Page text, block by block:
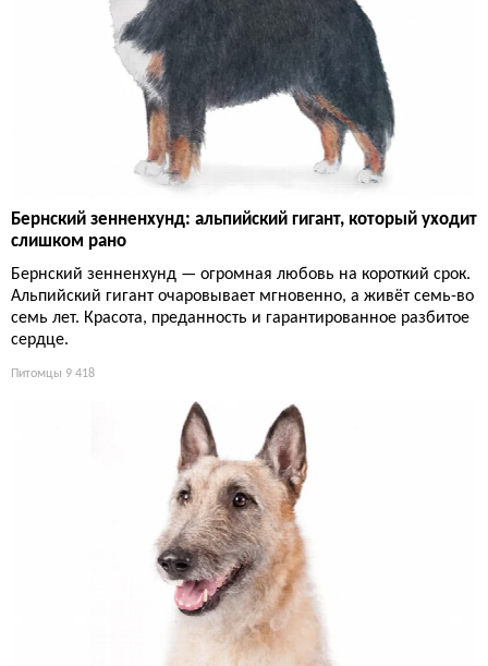
Бернский зенненхунд: альпийский гигант, который уходит
слишком рано
Бернский зенненхунд — огромная любовь на короткий срок.
Альпийский гигант очаровывает мгновенно, а живёт семь-во
семь лет. Красота, преданность и гарантированное разбитое
сердце.
Питомцы 9 418